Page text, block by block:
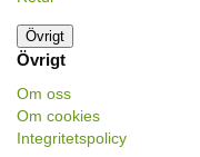
Övrigt
Övrigt
Om oss
Om cookies
Integritetspolicy